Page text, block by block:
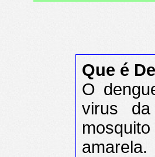
Que é
O
virus
amarela.